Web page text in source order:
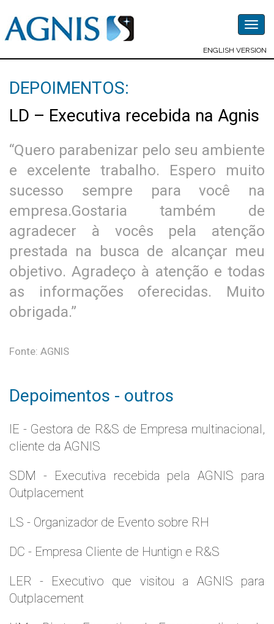
ENGLISH VERSION
DEPOIMENTOS:
LD – Executiva recebida na Agnis
“Quero parabenizar pelo seu ambiente
e excelente trabalho. Espero muito
sucesso sempre para você na
empresa.Gostaria também de
agradecer à vocês pela atenção
prestada na busca de alcançar meu
objetivo. Agradeço à atenção e todas
as informações oferecidas. Muito
obrigada.”
Fonte: AGNIS
Depoimentos - outros
IE - Gestora de R&S de Empresa multinacional,
cliente da AGNIS
SDM - Executiva recebida pela AGNIS para
Outplacement
LS - Organizador de Evento sobre RH
DC - Empresa Cliente de Huntign e R&S
LER - Executivo que visitou a AGNIS para
Outplacement